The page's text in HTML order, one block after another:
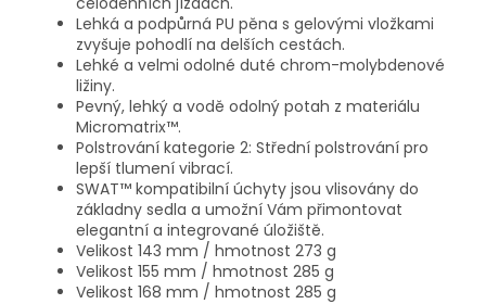
Lehká a podpůrná PU pěna s gelovými vložkami
zvyšuje pohodlí na delších cestách.
Lehké a velmi odolné duté chrom-molybdenové
ližiny.
Pevný, lehký a vodě odolný potah z materiálu
Micromatrix™.
Polstrování kategorie 2: Střední polstrování pro
lepší tlumení vibrací.
SWAT™ kompatibilní úchyty jsou vlisovány do
základny sedla a umožní Vám přimontovat
elegantní a integrované úložiště.
Velikost 143 mm / hmotnost 273 g
Velikost 155 mm / hmotnost 285 g
Velikost 168 mm / hmotnost 285 g